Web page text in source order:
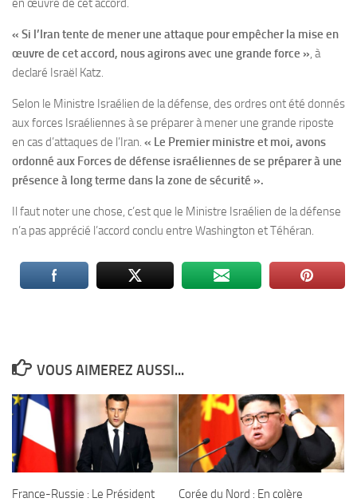
en œuvre de cet accord.
« Si l’Iran tente de mener une attaque pour empêcher la mise en
œuvre de cet accord, nous agirons avec une grande force », à
declaré Israël Katz.
Selon le Ministre Israélien de la défense, des ordres ont été donnés
aux forces Israéliennes à se préparer à mener une grande riposte
en cas d’attaques de l’Iran. « Le Premier ministre et moi, avons
ordonné aux Forces de défense israéliennes de se préparer à une
présence à long terme dans la zone de sécurité ».
Il faut noter une chose, c’est que le Ministre Israélien de la défense
n’a pas apprécié l’accord conclu entre Washington et Téhéran.
VOUS AIMEREZ AUSSI...
France-Russie : Le Président
Corée du Nord : En colère